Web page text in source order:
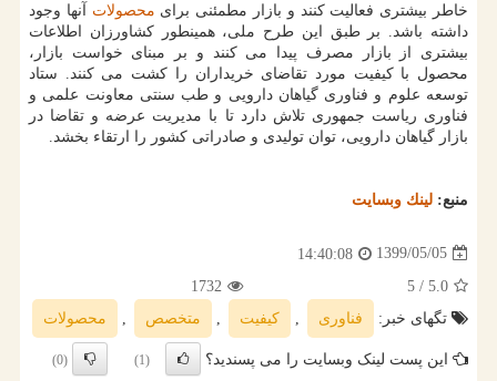
خاطر بیشتری فعالیت کنند و بازار مطمئنی برای محصولات آنها وجود
داشته باشد. بر طبق این طرح ملی، همینطور کشاورزان اطلاعات
بیشتری از بازار مصرف پیدا می کنند و بر مبنای خواست بازار،
محصول با کیفیت مورد تقاضای خریداران را کشت می کنند. ستاد
توسعه علوم و فناوری گیاهان دارویی و طب سنتی معاونت علمی و
فناوری ریاست جمهوری تلاش دارد تا با مدیریت عرضه و تقاضا در
بازار گیاهان دارویی، توان تولیدی و صادراتی کشور را ارتقاء بخشد.
منبع: لینك وبسایت
1399/05/05
14:40:08
5.0
/ 5
1732
تگهای خبر:
فناوری , كیفیت , متخصص , محصولات
این پست لینک وبسایت را می پسندید؟ (1)
(0)